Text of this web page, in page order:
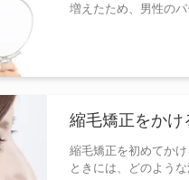
増えたため、男性の
縮毛矯正をかけ
縮毛矯正を初めてか
ときには、どのよう